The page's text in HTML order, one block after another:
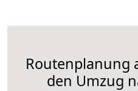
Routenplanung
den Umzug